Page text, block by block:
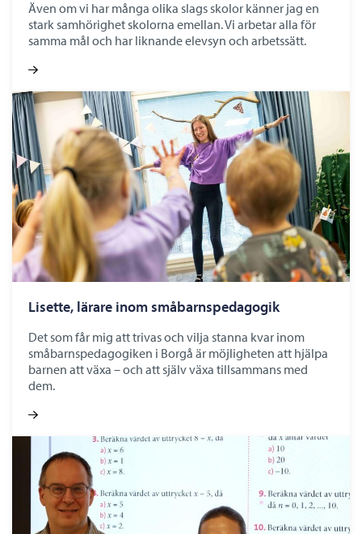
Även om vi har många olika slags skolor känner jag en
stark samhörighet skolorna emellan. Vi arbetar alla för
samma mål och har liknande elevsyn och arbetssätt.
Lisette, lärare inom småbarnspedagogik
Det som får mig att trivas och vilja stanna kvar inom
småbarnspedagogiken i Borgå är möjligheten att hjälpa
barnen att växa – och att själv växa tillsammans med
dem.